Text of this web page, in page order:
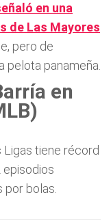
en una
de Las Mayores
pero de
pelota panameña.
en
Ligas tiene récord
episodios
por bolas.